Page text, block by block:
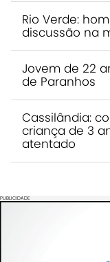
Rio Verde:
discussão na
Jovem de 22
de Paranhos
Cassilândia:
criança de 3
atentado
PUBLICIDADE